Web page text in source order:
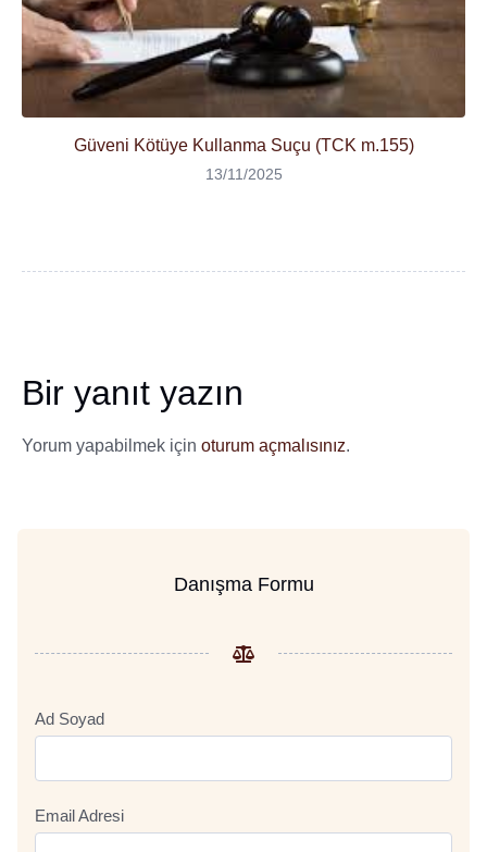
Güveni Kötüye Kullanma Suçu (TCK m.155)
13/11/2025
Bir yanıt yazın
Yorum yapabilmek için oturum açmalısınız.
Danışma Formu
Ad Soyad
Email Adresi